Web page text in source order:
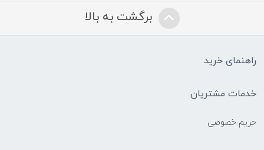
برگشت به بالا
راهنمای خرید
خدمات مشتریان
حریم خصوصی